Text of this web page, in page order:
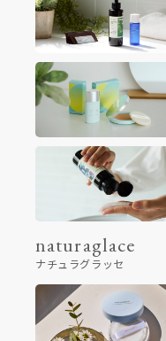
naturaglace
ナチュラグラッセ